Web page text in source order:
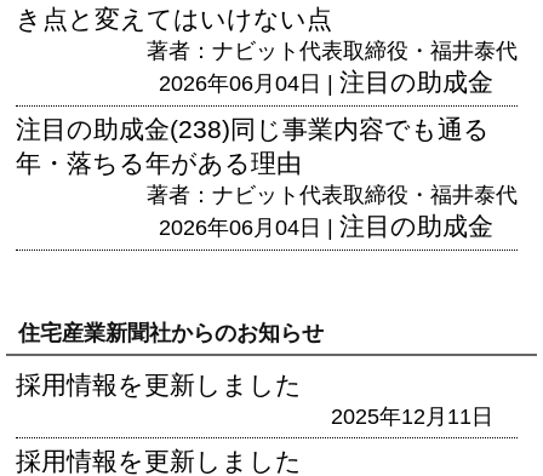
き点と変えてはいけない点
著者：ナビット代表取締役・福井泰代
2026年06月04日 | 注目の助成金
注目の助成金(238)同じ事業内容でも通る
年・落ちる年がある理由
著者：ナビット代表取締役・福井泰代
2026年06月04日 | 注目の助成金
住宅産業新聞社からのお知らせ
採用情報を更新しました
2025年12月11日
採用情報を更新しました